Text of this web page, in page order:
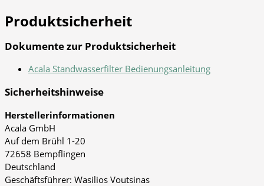
Produktsicherheit
Dokumente zur Produktsicherheit
Acala Standwasserfilter Bedienungsanleitung
Sicherheitshinweise
Herstellerinformationen
Acala GmbH
Auf dem Brühl 1-20
72658 Bempflingen
Deutschland
Geschäftsführer: Wasilios Voutsinas